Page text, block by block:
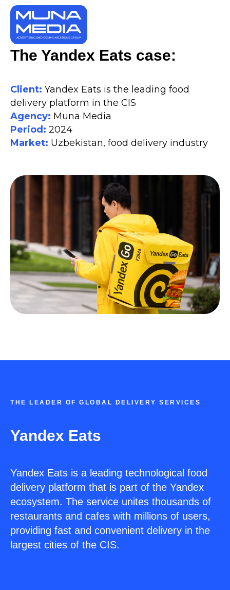
The Yandex Eats case:
Client: Yandex Eats is the leading food
delivery platform in the CIS
Agency: Muna Media
Period: 2024
Market: Uzbekistan, food delivery industry
THE LEADER OF GLOBAL DELIVERY SERVICES
Yandex Eats
Yandex Eats is a leading technological food
delivery platform that is part of the Yandex
ecosystem. The service unites thousands of
restaurants and cafes with millions of users,
providing fast and convenient delivery in the
largest cities of the CIS.